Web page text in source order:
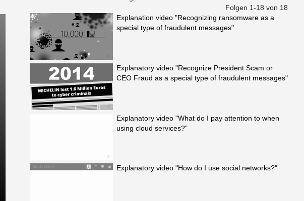
Folgen 1-18 von 18
Explanation video "Recognizing ransomware as a
special type of fraudulent messages"
Explanatory video "Recognize President Scam or
CEO Fraud as a special type of fraudulent messages"
Explanatory video "What do I pay attention to when
using cloud services?"
Explanatory video "How do I use social networks?"